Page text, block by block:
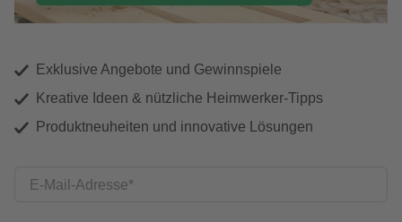
Exklusive Angebote und Gewinnspiele
Kreative Ideen & nützliche Heimwerker-Tipps
Produktneuheiten und innovative Lösungen
E-Mail-Adresse